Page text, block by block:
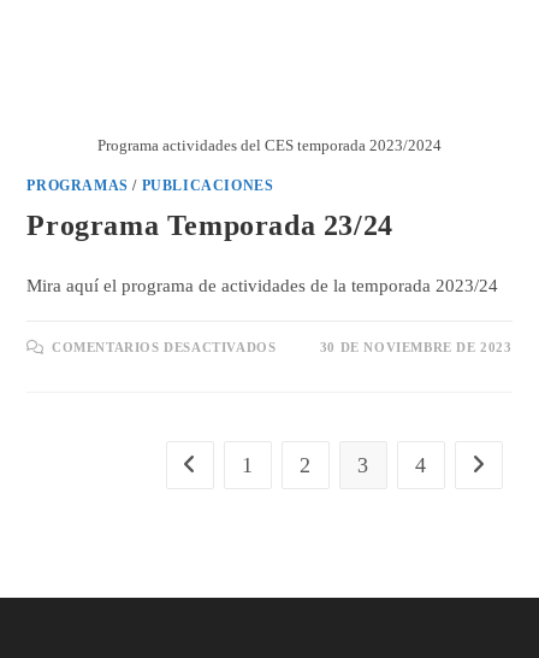
Programa actividades del CES temporada 2023/2024
PROGRAMAS / PUBLICACIONES
Programa Temporada 23/24
Mira aquí el programa de actividades de la temporada 2023/24
COMENTARIOS DESACTIVADOSEN
30 DE NOVIEMBRE DE 2023
Ir a la página anterior
1 2 3 4 Ir a la